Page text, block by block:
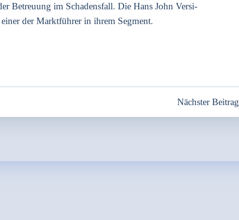
Betreu­ung im Scha­dens­fall. Die Hans John Ver­si­
der Markt­füh­rer in ihrem Seg­ment.
Nächster Beitrag